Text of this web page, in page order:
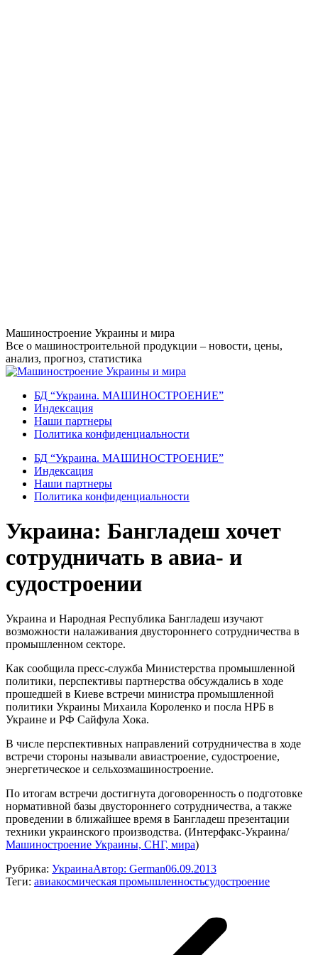
Перейти
к
содержанию
Машиностроение Украины и мира
Все о машиностроительной продукции – новости, цены,
анализ, прогноз, статистика
БД “Украина. МАШИНОСТРОЕНИЕ”
Индекcация
Наши партнеры
Политика конфиденциальности
БД “Украина. МАШИНОСТРОЕНИЕ”
Индекcация
Наши партнеры
Политика конфиденциальности
Украина: Бангладеш хочет
сотрудничать в авиа- и
судостроении
Украина и Народная Республика Бангладеш изучают
возможности налаживания двустороннего сотрудничества в
промышленном секторе.
Как сообщила пресс-служба Министерства промышленной
политики, перспективы партнерства обсуждались в ходе
прошедшей в Киеве встречи министра промышленной
политики Украины Михаила Короленко и посла НРБ в
Украине и РФ Сайфула Хока.
В числе перспективных направлений сотрудничества в ходе
встречи стороны называли авиастроение, судостроение,
энергетическое и сельхозмашиностроение.
По итогам встречи достигнута договоренность о подготовке
нормативной базы двустороннего сотрудничества, а также
проведении в ближайшее время в Бангладеш презентации
техники украинского производства. (Интерфакс-Украина/
Машиностроение Украины, СНГ, мира)
Рубрика: УкраинаАвтор: German06.09.2013
Теги: авиакосмическая промышленностьсудостроение